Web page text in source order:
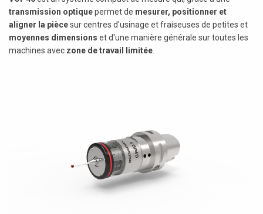
transmission optiquepermet de mesurer, positionner et
aligner la piècesur centres d'usinage et fraiseuses de petites et
moyennes dimensions et d'une manière générale sur toutes les
machines avec zone de travail limitée
If you are not yet registered, you may do it now: it is free!
Click here!